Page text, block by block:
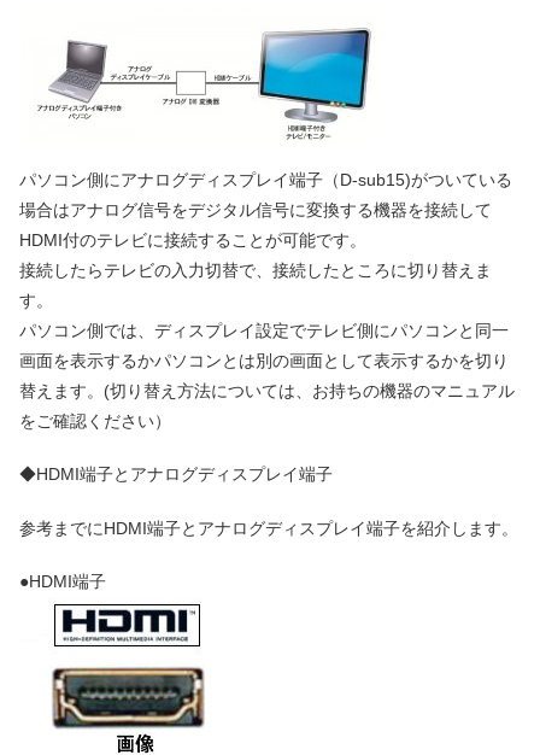
パソコン側にアナログディスプレイ端子（D-sub15)がついている
場合はアナログ信号をデジタル信号に変換する機器を接続して
HDMI付のテレビに接続することが可能です。
接続したらテレビの入力切替で、接続したところに切り替えま
す。
パソコン側では、ディスプレイ設定でテレビ側にパソコンと同一
画面を表示するかパソコンとは別の画面として表示するかを切り
替えます。(切り替え方法については、お持ちの機器のマニュアル
をご確認ください）
◆HDMI端子とアナログディスプレイ端子
参考までにHDMI端子とアナログディスプレイ端子を紹介します。
●HDMI端子